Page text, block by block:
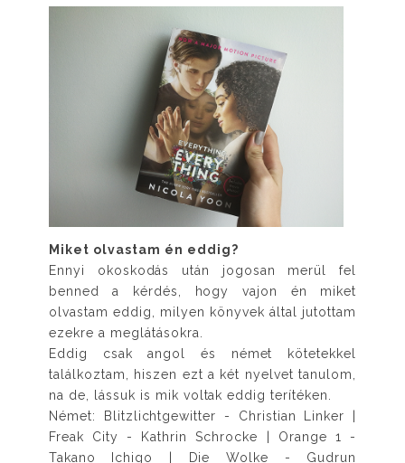
Miket olvastam én eddig?
Ennyi okoskodás után jogosan merül fel
benned a kérdés, hogy vajon én miket
olvastam eddig, milyen könyvek által jutottam
ezekre a meglátásokra.
Eddig csak angol és német kötetekkel
találkoztam, hiszen ezt a két nyelvet tanulom,
na de, lássuk is mik voltak eddig terítéken.
Német: Blitzlichtgewitter - Christian Linker |
Freak City - Kathrin Schrocke | Orange 1 -
Takano Ichigo | Die Wolke - Gudrun